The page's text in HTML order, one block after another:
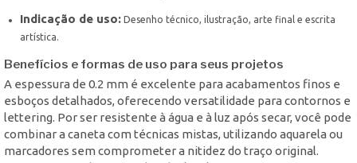
Indicação de uso: Desenho técnico, ilustração, arte final e escrita
artística.
Benefícios e formas de uso para seus projetos
A espessura de 0.2 mm é excelente para acabamentos finos e
esboços detalhados, oferecendo versatilidade para contornos e
lettering. Por ser resistente à água e à luz após secar, você pode
combinar a caneta com técnicas mistas, utilizando aquarela ou
marcadores sem comprometer a nitidez do traço original.